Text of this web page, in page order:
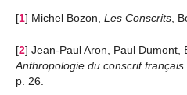
[1] Michel Bozon, Les Conscrits,
[2] Jean-Paul Aron, Paul Dumont,
Anthropologie du conscrit
p. 26.